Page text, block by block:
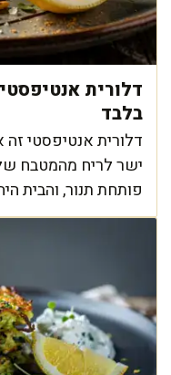
בלבד
דלורית אנטיפסטי
ישר לריח מהמטבח
פותחת תנור, והבית